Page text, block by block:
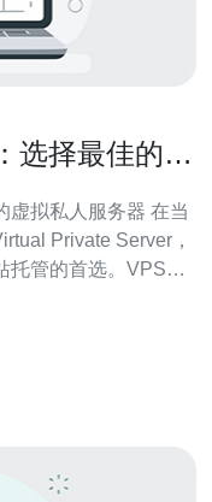
选择最佳的虚
私人服务器 在当
Private Server，
托管的首选。VPS提
本文将重点介绍美